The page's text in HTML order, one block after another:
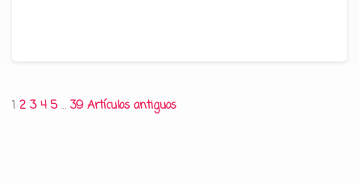
Paginación
1 2 3 4 5 … 39 Artículos antiguos